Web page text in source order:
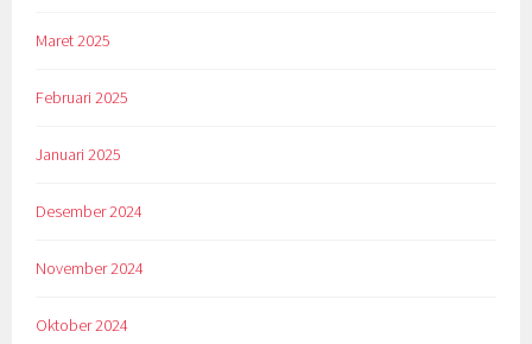
Maret 2025
Februari 2025
Januari 2025
Desember 2024
November 2024
Oktober 2024